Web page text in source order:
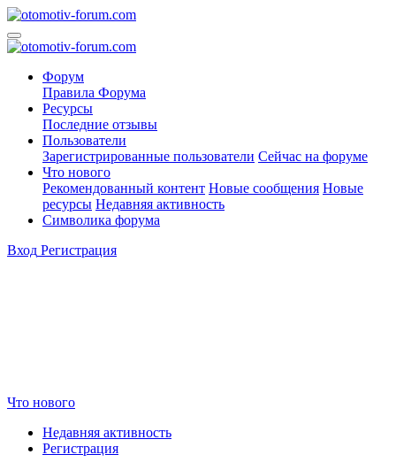
Форум
Правила Форума
Ресурсы
Последние отзывы
Пользователи
Зарегистрированные пользователи Сейчас на форуме
Что нового
Рекомендованный контент Новые сообщения Новые
ресурсы Недавняя активность
Символика форума
Вход Регистрация
Что нового
Недавняя активность
Регистрация